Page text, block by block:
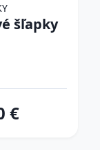
Béžové šľapky
€